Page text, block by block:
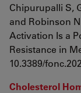
Chipurupalli S,
and Robinson
Activation Is a
Resistance in
10.3389/
Cholesterol